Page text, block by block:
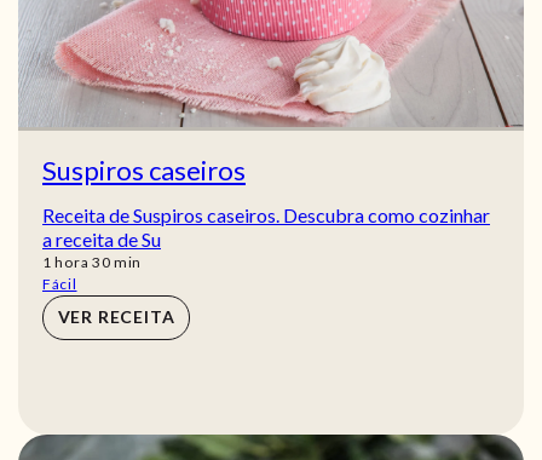
Suspiros caseiros
Receita de Suspiros caseiros. Descubra como cozinhar
a receita de Su
1 hora
hora 30min
min
Fácil
VER RECEITA